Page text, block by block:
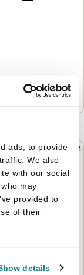
ads, to provide
We also
with our social
may
provided to
of their
details
reeks - Plakken
3+
3,99